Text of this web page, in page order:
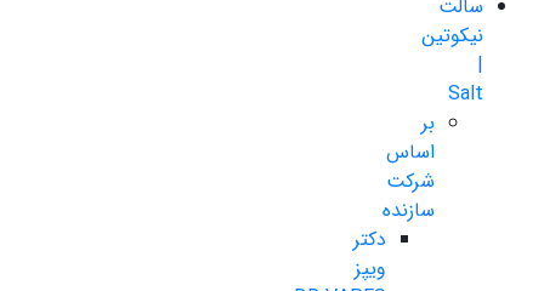
سالت
نیکوتین
|
Salt
بر
اساس
شرکت
سازنده
دکتر
ویپز